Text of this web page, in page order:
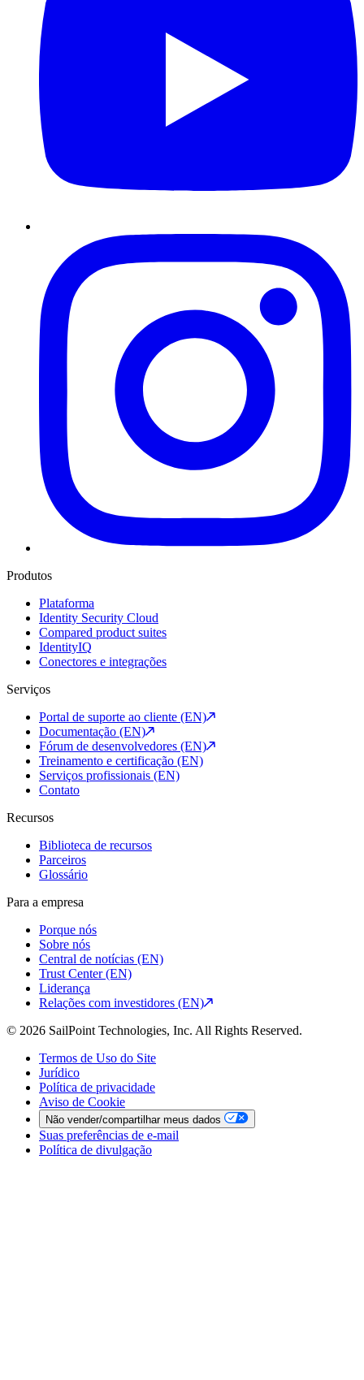
Produtos
Plataforma
Identity Security Cloud
Compared product suites
IdentityIQ
Conectores e integrações
Serviços
Portal de suporte ao cliente (EN)
Documentação (EN)
Fórum de desenvolvedores (EN)
Treinamento e certificação (EN)
Serviços profissionais (EN)
Contato
Recursos
Biblioteca de recursos
Parceiros
Glossário
Para a empresa
Porque nós
Sobre nós
Central de notícias (EN)
Trust Center (EN)
Liderança
Relações com investidores (EN)
© 2026 SailPoint Technologies, Inc. All Rights Reserved.
Termos de Uso do Site
Jurídico
Política de privacidade
Aviso de Cookie
Não vender/compartilhar meus dados
Suas preferências de e-mail
Política de divulgação